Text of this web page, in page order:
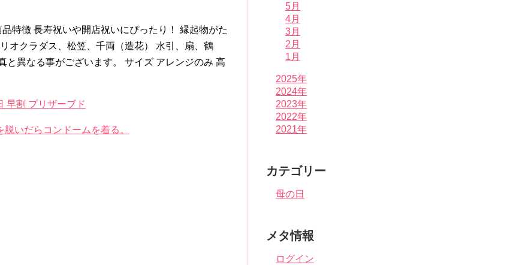
特徴 長寿祝いや開店祝いにぴったり！ 縁起物がた
オクラダス、松笠、千両（造花） 水引、扇、鶴
と異なる事がございます。 サイズ アレンジのみ 高
早割 プリザーブド
いだらコンドームを着る。
5月
4月
3月
2月
1月
2025年
2024年
2023年
2022年
2021年
カテゴリー
母の日
メタ情報
ログイン